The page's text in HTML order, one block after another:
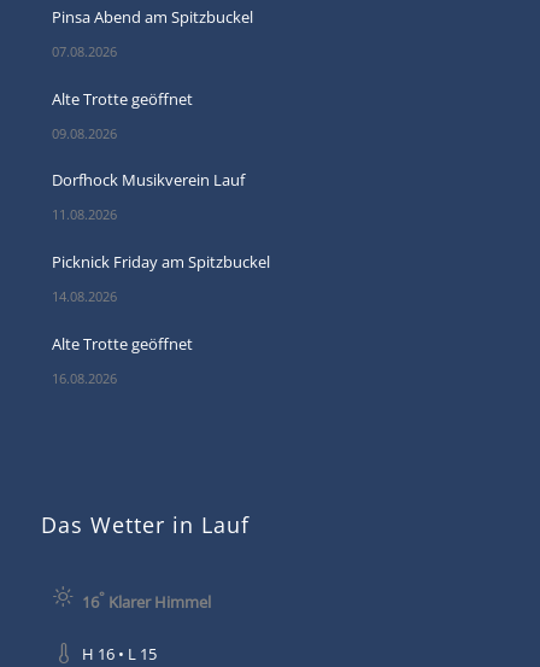
Pinsa Abend am Spitzbuckel
07.08.2026
Alte Trotte geöffnet
09.08.2026
Dorfhock Musikverein Lauf
11.08.2026
Picknick Friday am Spitzbuckel
14.08.2026
Alte Trotte geöffnet
16.08.2026
Das Wetter in Lauf
16°Klarer Himmel
H 16 • L 15